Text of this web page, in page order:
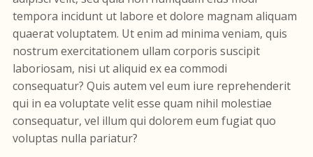
tempora incidunt ut labore et dolore magnam aliquam
quaerat voluptatem. Ut enim ad minima veniam, quis
nostrum exercitationem ullam corporis suscipit
laboriosam, nisi ut aliquid ex ea commodi
consequatur? Quis autem vel eum iure reprehenderit
qui in ea voluptate velit esse quam nihil molestiae
consequatur, vel illum qui dolorem eum fugiat quo
voluptas nulla pariatur?